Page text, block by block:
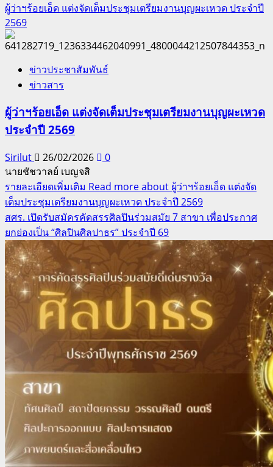
ผู้ว่าฯร้อยเอ็ด แต่งจัดเต็มประชุมเตรียมงานบุญผะเหวด ประจำปี
2569
ข่าวประชาสัมพันธ์
ข่าวสาร
ผู้ว่าฯร้อยเอ็ด แต่งจัดเต็มประชุมเตรียมงานบุญผะเหวด
ประจำปี 2569
Sirilut 26/02/2026
0
นายชัชวาลย์ เบญจสิ
รายละเอียดเพิ่มเติม Read more about ผู้ว่าฯร้อยเอ็ด แต่งจัด
เต็มประชุมเตรียมงานบุญผะเหวด ประจำปี 2569
สศร. เปิดรับสมัครคัดสรรศิลปินร่วมสมัย 7 สาขา เพื่อประกาศ
ยกย่องเป็น “ศิลปินศิลปาธร” ประจำปี 69